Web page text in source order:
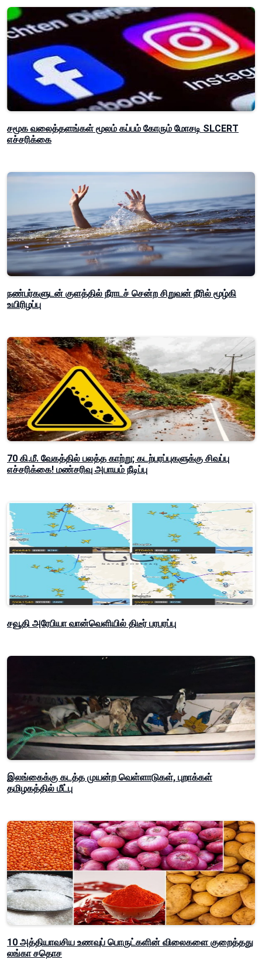
சமூக வலைத்தளங்கள் மூலம் கப்பம் கோரும் மோசடி SLCERT
எச்சரிக்கை
நண்பர்களுடன் குளத்தில் நீராடச் சென்ற சிறுவன் நீரில் மூழ்கி
உயிரிழப்பு
70 கி.மீ. வேகத்தில் பலத்த காற்று; கடற்பரப்புகளுக்கு சிவப்பு
எச்சரிக்கை! மண்சரிவு அபாயம் நீடிப்பு
சவூதி அரேபியா வான்வெளியில் திடீர் பரபரப்பு
இலங்கைக்கு கடத்த முயன்ற வெள்ளாடுகள், புறாக்கள்
தமிழகத்தில் மீட்பு
10 அத்தியாவசிய உணவுப் பொருட்களின் விலைகளை குறைத்தது
லங்கா சதொச